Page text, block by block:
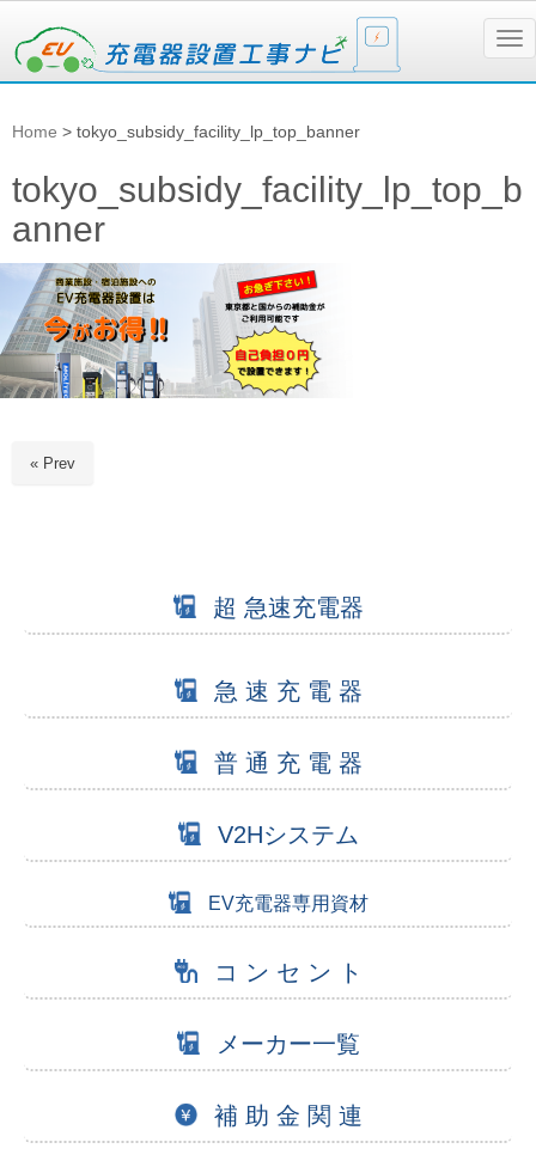
N
a
o
Home > tokyo_subsidy_facility_lp_top_banner
tokyo_subsidy_facility_lp_top_b
anner
« Prev
超 急速充電器
急 速 充 電 器
普 通 充 電 器
V2Hシステム
EV充電器専用資材
コ ン セ ン ト
メーカー一覧
補 助 金 関 連